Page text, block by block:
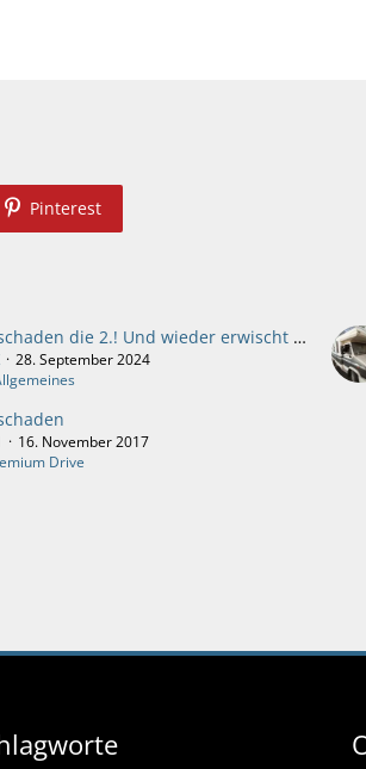
Pinterest
Wasserschaden die 2.! Und wieder erwischt es uns im Urlaub!🤮
28. September 2024
16. November 2017
Drive